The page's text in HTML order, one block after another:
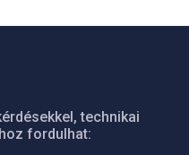
technikai
fordulhat: